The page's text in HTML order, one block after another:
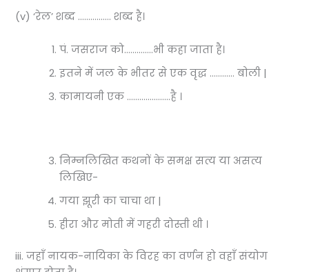
(v) ‘रेल’ शब्द ……………. शब्द है।
पं. जसराज को…………..भी कहा जाता है।
इतने में जल के भीतर से एक वृद्ध ………… बोली |
कामायनी एक …………………है ।
निम्नलिखित कथनों के समक्ष सत्य या असत्य
लिखिए-
गया झूरी का चाचा था |
हीरा और मोती में गहरी दोस्ती थी ।
iii. जहाँ नायक-नायिका के विरह का वर्णन हो वहाँ संयोग